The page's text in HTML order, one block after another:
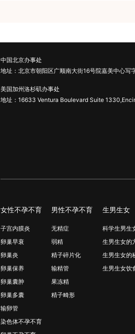
中国北京办事处
地址：北京市朝阳区广顺南大街16号院嘉美中心写
美国加州洛杉矶办事处
地址：16633 Ventura Boulevard Suite
女性不孕不育
子宫内膜炎
卵巢早衰
卵巢炎
卵巢保养
卵巢囊肿
卵巢多囊
输卵管
染色体不孕不育
男性不孕不育
无精症
弱精
精子碎片化
输精管
果冻精
精子畸形
生男生女
科学生男生
生男生女的
生男生女的
生男生女饮